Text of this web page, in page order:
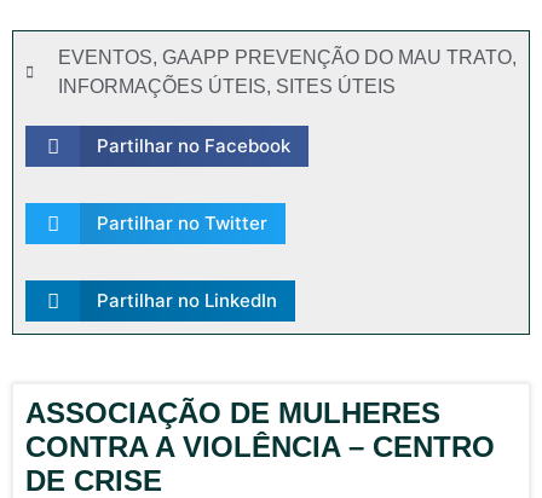
EVENTOS, GAAPP PREVENÇÃO DO MAU TRATO,
INFORMAÇÕES ÚTEIS, SITES ÚTEIS
Partilhar no Facebook
Partilhar no Twitter
Partilhar no LinkedIn
ASSOCIAÇÃO DE MULHERES
CONTRA A VIOLÊNCIA – CENTRO
DE CRISE